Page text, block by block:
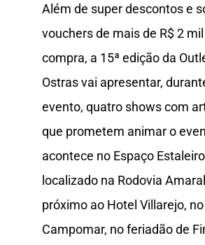
Além de super descontos e
vouchers de mais de R$ 2
compra, a 15ª edição da
Ostras vai apresentar,
evento, quatro shows com
que prometem animar o
acontece no Espaço
localizado na Rodovia
próximo ao Hotel Villarejo,
Campomar, no feriadão de